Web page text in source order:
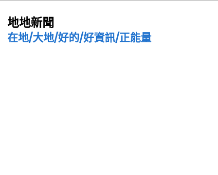
地地新聞
在地/大地/好的/好資訊/正能量